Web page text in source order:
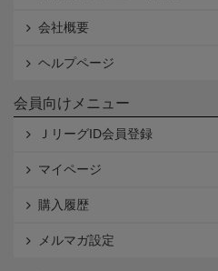
会社概要
ヘルプページ
会員向けメニュー
ＪリーグID会員登録
マイページ
購入履歴
メルマガ設定